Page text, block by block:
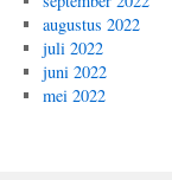
augustus 2022
juli 2022
juni 2022
mei 2022